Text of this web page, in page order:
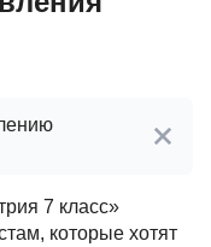
7 класс»
которые хотят